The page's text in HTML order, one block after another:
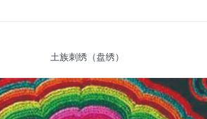
土族刺绣（盘绣）